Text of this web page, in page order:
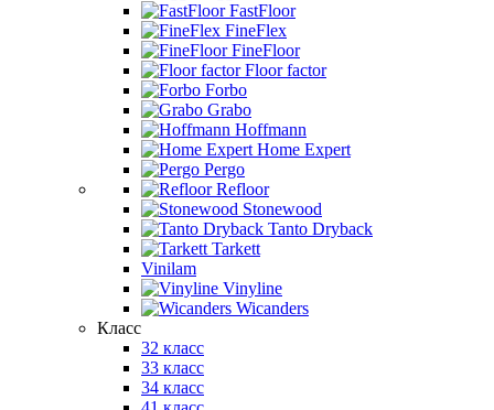
FastFloor
FineFlex
FineFloor
Floor factor
Forbo
Grabo
Hoffmann
Home Expert
Pergo
Refloor
Stonewood
Tanto Dryback
Tarkett
Vinilam
Vinyline
Wicanders
Класс
32 класс
33 класс
34 класс